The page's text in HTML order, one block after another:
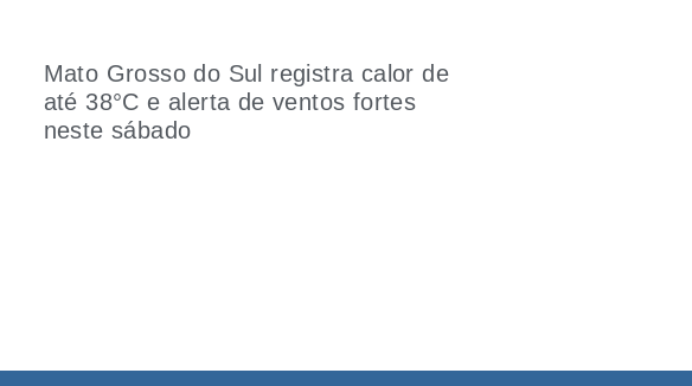
Mato Grosso do Sul registra calor de
até 38°C e alerta de ventos fortes
neste sábado